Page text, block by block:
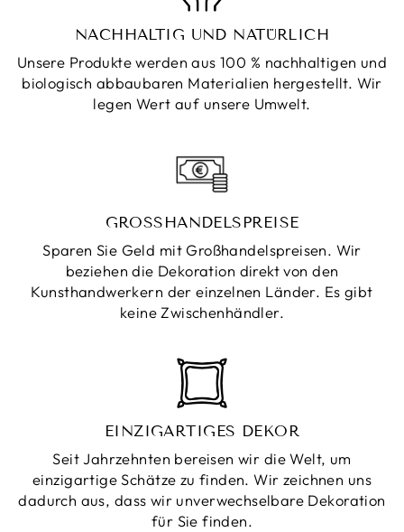
NACHHALTIG UND NATÜRLICH
Unsere Produkte werden aus 100 % nachhaltigen und
biologisch abbaubaren Materialien hergestellt. Wir
legen Wert auf unsere Umwelt.
GROSSHANDELSPREISE
Sparen Sie Geld mit Großhandelspreisen. Wir
beziehen die Dekoration direkt von den
Kunsthandwerkern der einzelnen Länder. Es gibt
keine Zwischenhändler.
EINZIGARTIGES DEKOR
Seit Jahrzehnten bereisen wir die Welt, um
einzigartige Schätze zu finden. Wir zeichnen uns
dadurch aus, dass wir unverwechselbare Dekoration
für Sie finden.